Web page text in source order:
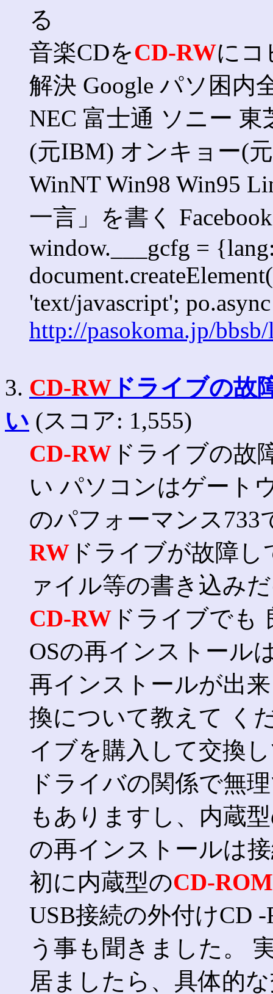
る
音楽CDをCD-RWにコ
解決 Google パソ困内
NEC 富士通 ソニー
(元IBM) オンキョー(
WinNT Win98 Win95
一言」を書く
window.___gcfg =
'text/javascript';
http://pasokoma.jp/
3. CD-RW ドライブの故
い (スコア: 1,555)
CD-RW ドライブの故
い パソコンはゲート
のパフォーマンス733
RW ドライブが故障
ァイル等の書き込み
CD-RW ドライブでも
OSの再インストール
再インストールが出
換について教えて く
イブを購入して交換
ドライバの関係で無
もありますし、内蔵
の再インストールは
初に内蔵型のCD-ROM
USB接続の外付けCD
う事も聞きました。
居ましたら、具体的